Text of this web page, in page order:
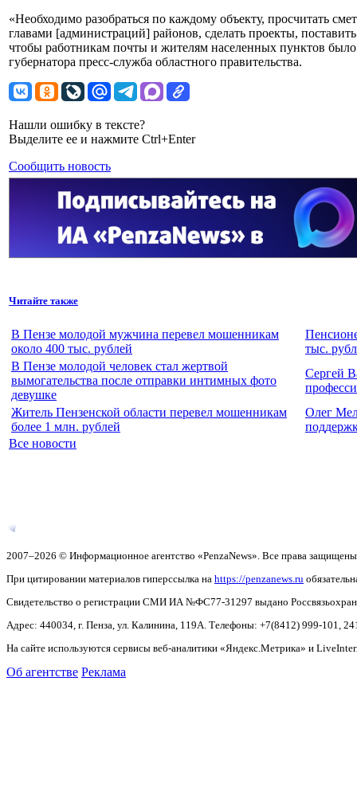
«Необходимо разобраться по каждому объекту, просчитать
главами [администраций] районов, сделать проекты,
чтобы работникам почты и жителям населенных пунктов
губернатора пресс-служба областного правительства.
Нашли ошибку в тексте?
Выделите ее и нажмите Ctrl+Enter
Сообщить новость
Читайте также
В Пензе молодой мужчина перевел мошенникам
около 400 тыс. рублей
тыс.
В Пензе молодой человек стал жертвой
вымогательства после отправки интимных фото
девушке
Сергей
Житель Пензенской области перевел мошенникам
более 1 млн. рублей
Олег
Все новости
2007–2026 © Информационное агентство «PenzaNews». Все права
При цитировании материалов гиперссылка на https://penzanews.ru
Свидетельство о регистрации СМИ ИА №ФС77-31297 выдано
Адрес: 440034, г. Пенза, ул. Калинина, 119А. Телефоны: +7(8412) 999-101,
На сайте используются сервисы веб-аналитики «Яндекс.Метрика» и
Об агентстве Реклама